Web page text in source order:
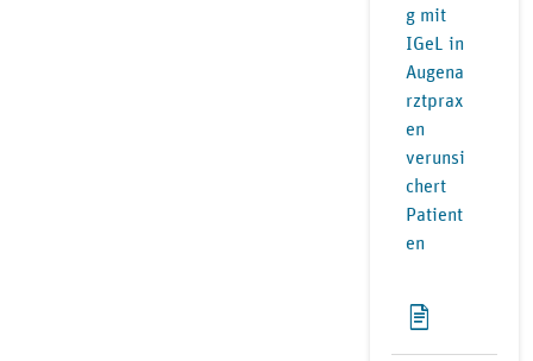
g mit
IGeL in
Augena
rztprax
en
verunsi
chert
Patient
en